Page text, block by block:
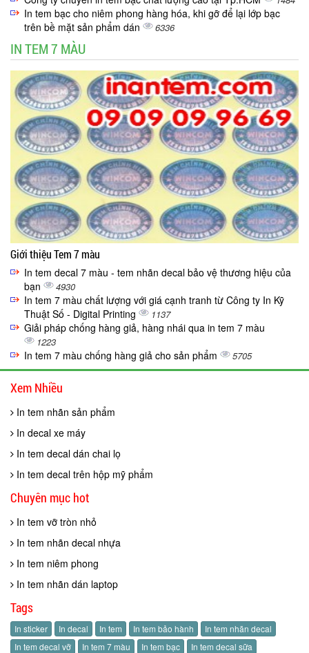
In tem bạc cho niêm phong hàng hóa, khi gỡ để lại lớp bạc
trên bề mặt sản phẩm dán
6336
IN TEM 7 MÀU
Giới thiệu Tem 7 màu
In tem decal 7 màu - tem nhãn decal bảo vệ thương hiệu của
bạn
4930
In tem 7 màu chất lượng với giá cạnh tranh từ Công ty In Kỹ
Thuật Số - Digital Printing
1137
Giải pháp chống hàng giả, hàng nhái qua in tem 7 màu
1223
In tem 7 màu chống hàng giả cho sản phẩm 5705
Xem Nhiều
In tem nhãn sản phẩm
In decal xe máy
In tem decal dán chai lọ
In tem decal trên hộp mỹ phẩm
Chuyên mục hot
In tem vỡ tròn nhỏ
In tem nhãn decal nhựa
In tem niêm phong
In tem nhãn dán laptop
Tags
In sticker In decal In tem In tem bảo hành
In tem nhãn decal
In tem decal vỡ
In tem 7 màu In tem bạc In tem decal sữa